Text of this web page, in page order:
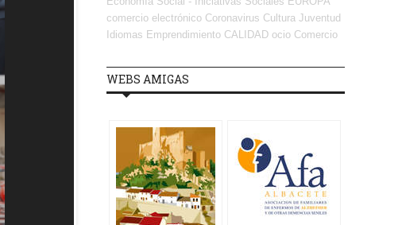
comercio electrónico Coronavirus Cultura Juventud
Idiomas Emprendimiento CALIDAD ocio Comercio
WEBS AMIGAS